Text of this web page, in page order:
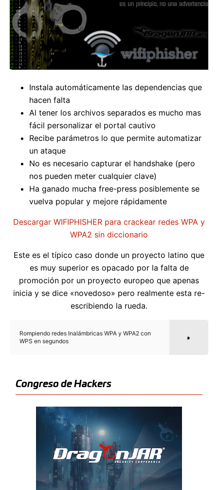
Instala automáticamente las dependencias que
hacen falta
Al tener los archivos separados es mucho mas
fácil personalizar el portal cautivo
Recibe parámetros lo que permite automatizar
un ataque
No es necesario capturar el handshake (pero
nos pueden meter cualquier clave)
Ha ganado mucha free-press posiblemente se
vuelva popular y mejore rápidamente
Descargar WIFIPHISHER para crackear redes WPA y
WPA2 sin diccionario
Este es el típico caso donde un proyecto latino que
es muy superior es opacado por la falta de
promoción por un proyecto europeo que apenas
inicia y se dice «novedoso» pero realmente esta re-
escribiendo la rueda.
Rompiendo redes Inalámbricas WPA y WPA2 con
WPS en segundos
Congreso de Hackers